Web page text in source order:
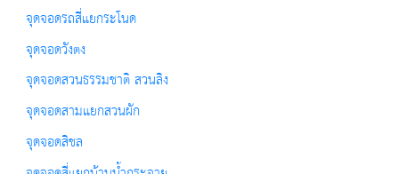
จุดจอดรถสี่แยกระโนด
จุดจอดวังตง
จุดจอดสวนธรรมชาติ สวนลิง
จุดจอดสามแยกสวนผัก
จุดจอดสิชล